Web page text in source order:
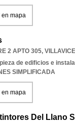
en mapa
2 APTO 305,
de edificios e
SIMPLIFICADA
en mapa
Del Llano